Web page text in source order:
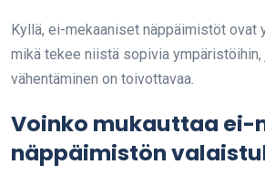
Kyllä, ei-mekaaniset näppäimistöt ovat
mikä tekee niistä sopivia ympäristöihin,
vähentäminen on toivottavaa.
Voinko mukauttaa ei-
näppäimistön